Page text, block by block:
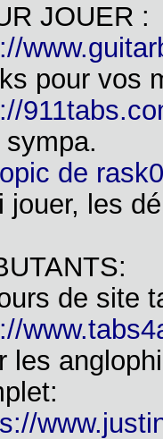
JOUER
pour vos
sympa.
de
jouer, les
de site
les